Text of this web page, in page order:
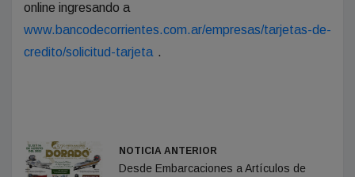
online ingresando a
www.bancodecorrientes.com.ar/empresas/tarjetas-de-
credito/solicitud-tarjeta .
NOTICIA ANTERIOR
Desde Embarcaciones a Artículos de